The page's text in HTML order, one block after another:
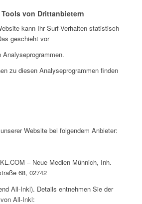
von Drittanbietern
kann Ihr Surf-Verhalten statistisch
geschieht vor
zu diesen Analyseprogrammen finden
Website bei folgendem Anbieter:
– Neue Medien Münnich, Inh.
68, 02742
All-Inkl). Details entnehmen Sie der
All-Inkl: